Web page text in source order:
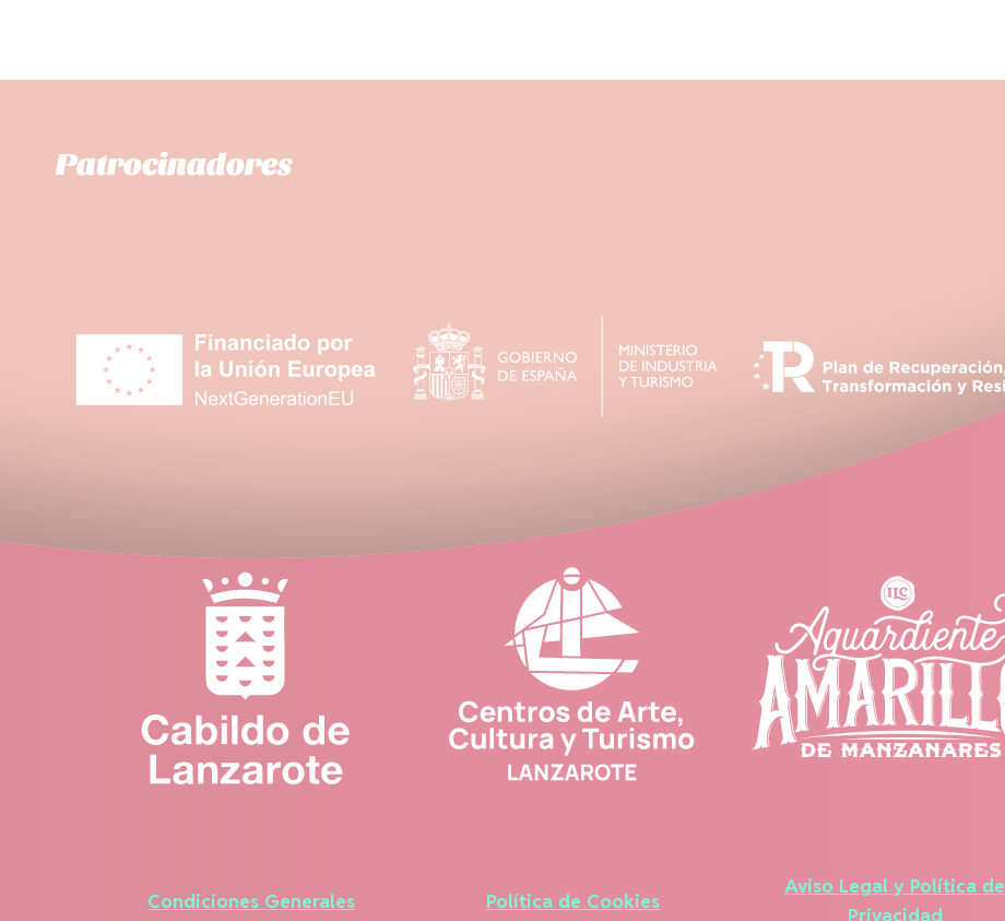
Patrocinadores
Condiciones Generales Política de Cookies
Aviso Legal y Política de
Privacidad